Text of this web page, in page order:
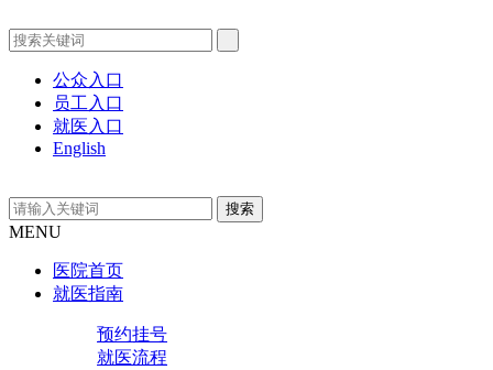
公众入口
员工入口
就医入口
English
MENU
医院首页
就医指南
预约挂号
就医流程